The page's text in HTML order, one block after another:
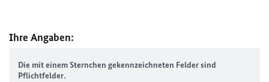
Ihre Angaben:
Die mit einem Sternchen gekennzeichneten Felder sind
Pflichtfelder.